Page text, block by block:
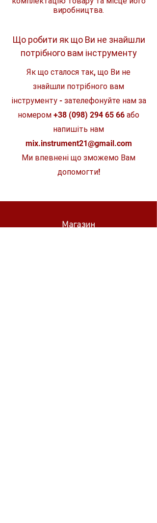
виробництва.
Що робити як що Ви не знайшли
потрібного вам інструменту
Як що сталося так, що Ви не
знайшли потрібного вам
інструменту - зателефонуйте нам за
номером +38 (098) 294 65 66 або
напишіть нам
mix.instrument21@gmail.com
Ми впевнені що зможемо Вам
допомогти!
Магазин